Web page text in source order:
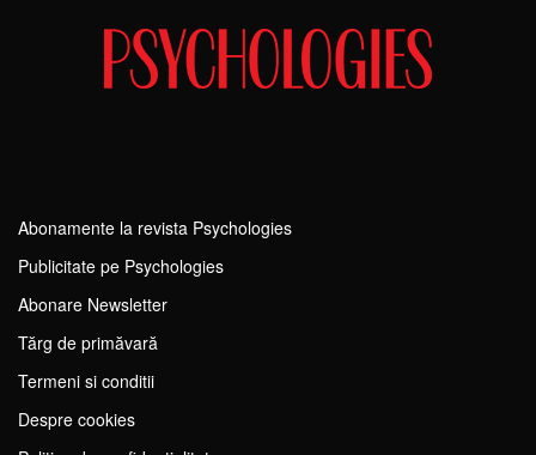
Abonamente la revista Psychologies
Publicitate pe Psychologies
Abonare Newsletter
Tărg de primăvară
Termeni si conditii
Despre cookies